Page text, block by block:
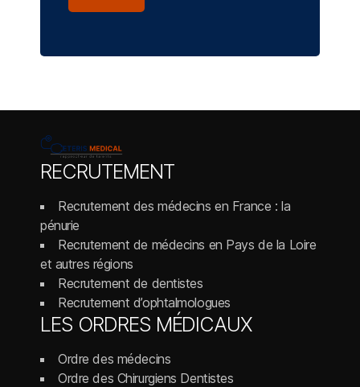
RECRUTEMENT
Recrutement des médecins en France : la
pénurie
Recrutement de médecins en Pays de la Loire
et autres régions
Recrutement de dentistes
Recrutement d’ophtalmologues
LES ORDRES MÉDICAUX
Ordre des médecins
Ordre des Chirurgiens Dentistes